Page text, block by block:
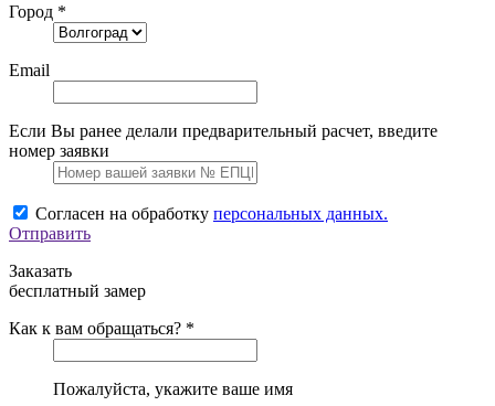
Город *
Email
Если Вы ранее делали предварительный расчет, введите
номер заявки
Согласен на обработку персональных данных.
Отправить
Заказать
бесплатный замер
Как к вам обращаться? *
Пожалуйста, укажите ваше имя